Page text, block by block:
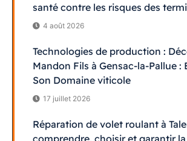
santé contre les risques des
4 août 2026
Technologies de production :
Mandon Fils à Gensac-la-Pallue :
Son Domaine viticole
17 juillet 2026
Réparation de volet roulant à
comprendre, choisir et garantir